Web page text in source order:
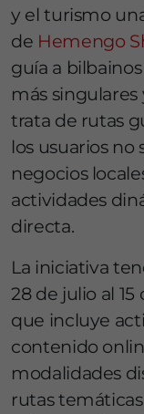
y el turismo
de Hemengo
guía a
más
trata de rutas
los usuarios no
negocios
actividades
directa.
La iniciativa
28 de julio al
que incluye
contenido
modalidades
rutas temáticas